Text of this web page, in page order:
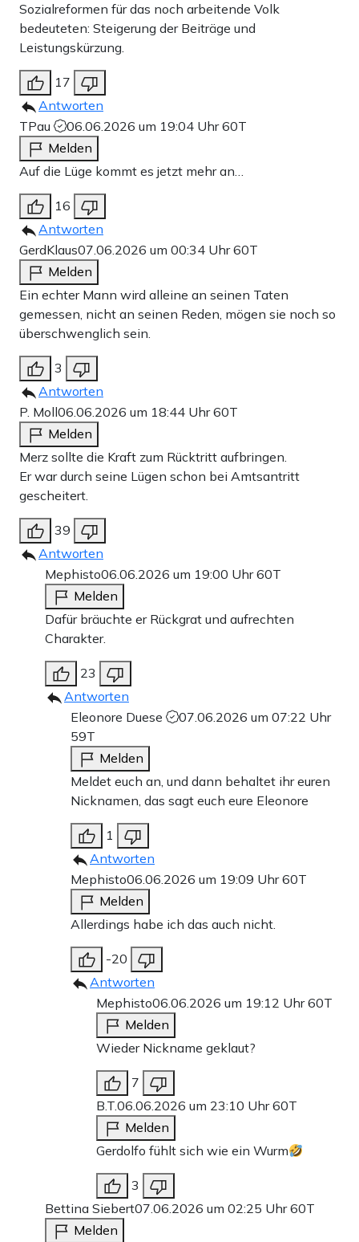
Sozialreformen für das noch arbeitende Volk
bedeuteten: Steigerung der Beiträge und
Leistungskürzung.
17
Antworten
TPau
06.06.2026 um 19:04 Uhr60T
Melden
Auf die Lüge kommt es jetzt mehr an…
16
Antworten
GerdKlaus07.06.2026 um 00:34 Uhr60T
Melden
Ein echter Mann wird alleine an seinen Taten
gemessen, nicht an seinen Reden, mögen sie noch so
überschwenglich sein.
3
Antworten
P. Moll06.06.2026 um 18:44 Uhr60T
Melden
Merz sollte die Kraft zum Rücktritt aufbringen.
Er war durch seine Lügen schon bei Amtsantritt
gescheitert.
39
Antworten
Mephisto06.06.2026 um 19:00 Uhr60T
Melden
Dafür bräuchte er Rückgrat und aufrechten
Charakter.
23
Antworten
Eleonore Duese
07.06.2026 um 07:22 Uhr
59T
Melden
Meldet euch an, und dann behaltet ihr euren
Nicknamen, das sagt euch eure Eleonore
1
Antworten
Mephisto06.06.2026 um 19:09 Uhr60T
Melden
Allerdings habe ich das auch nicht.
-20
Antworten
Mephisto06.06.2026 um 19:12 Uhr60T
Melden
Wieder Nickname geklaut?
7
B.T.06.06.2026 um 23:10 Uhr60T
Melden
Gerdolfo fühlt sich wie ein Wurm
3
Bettina Siebert07.06.2026 um 02:25 Uhr60T
Melden